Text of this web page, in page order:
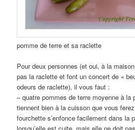
pomme de terre et sa raclette
Pour deux personnes (et oui, à la
pas la raclette et font un concert de «
odeurs de raclette), il vous faut :
– quatre pommes de terre moyenne à la
tiennent bien à la cuisson que vous
fourchette s’enfonce facilement dans la